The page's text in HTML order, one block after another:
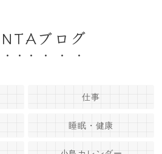
ブログ
仕事
睡眠・健康